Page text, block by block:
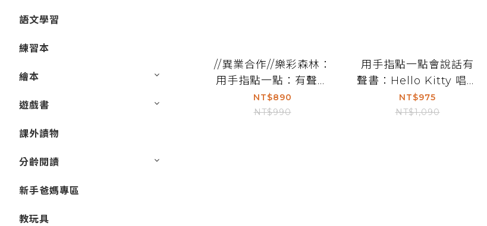
語文學習
練習本
繪本
遊戲書
課外讀物
分齡閱讀
新手爸媽專區
教玩具
//異業合作//樂彩森林：
用手指點一點：有聲認
知書（點點書1新版恐龍
外殼）
NT$890
NT$990
用手指點一點會說話有
聲書：Hello Kitty 唱英
文兒歌
NT$975
NT$1,090